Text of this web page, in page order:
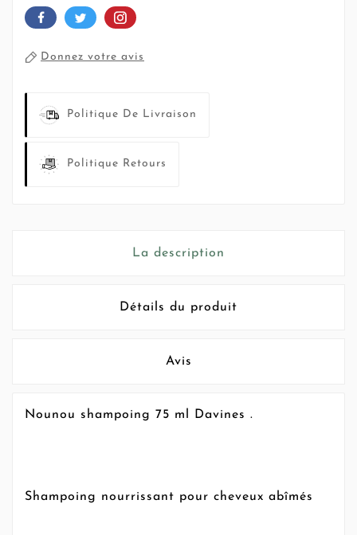
Donnez votre avis
Politique De Livraison
Politique Retours
La description
Détails du produit
Avis
Nounou shampoing 75 ml Davines .
Shampoing nourrissant pour cheveux abîmés